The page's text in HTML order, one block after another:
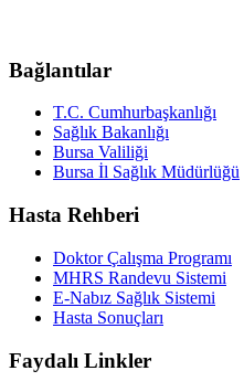
Bağlantılar
T.C. Cumhurbaşkanlığı
Sağlık Bakanlığı
Bursa Valiliği
Bursa İl Sağlık Müdürlüğü
Hasta Rehberi
Doktor Çalışma Programı
MHRS Randevu Sistemi
E-Nabız Sağlık Sistemi
Hasta Sonuçları
Faydalı Linkler